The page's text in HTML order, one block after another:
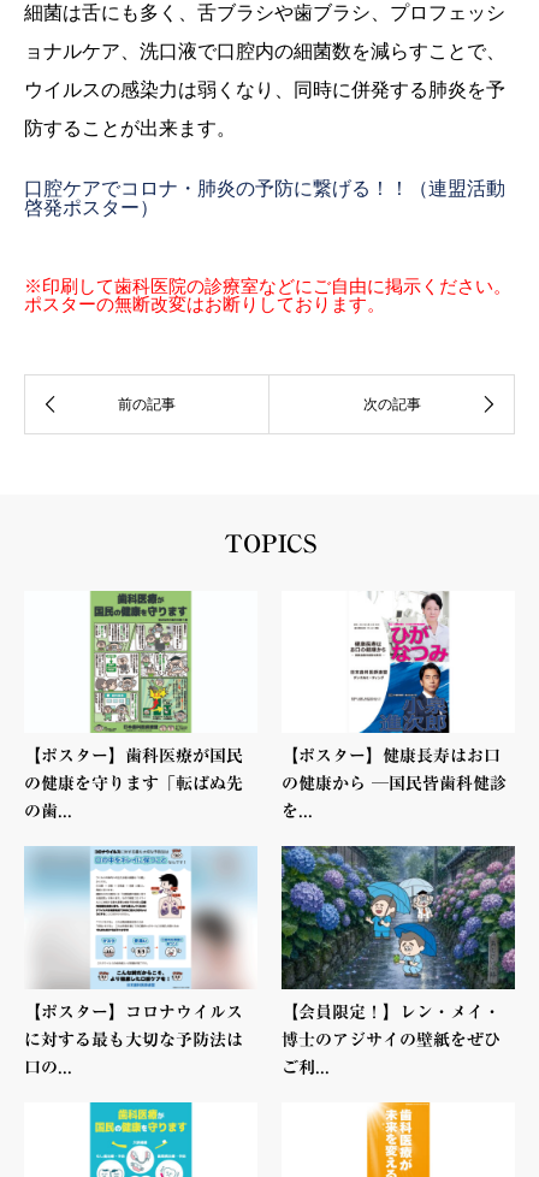
細菌は舌にも多く、舌ブラシや歯ブラシ、プロフェッシ
ョナルケア、洗口液で口腔内の細菌数を減らすことで、
ウイルスの感染力は弱くなり、同時に併発する肺炎を予
防することが出来ます。
口腔ケアでコロナ・肺炎の予防に繋げる！！（連盟活動
啓発ポスター）
※印刷して歯科医院の診療室などにご自由に掲示ください。
ポスターの無断改変はお断りしております。
TOPICS
【ポスター】歯科医療が国民
の健康を守ります「転ばぬ先
の歯...
【ポスター】健康長寿はお口
の健康から ─国民皆歯科健診
を...
【ポスター】コロナウイルス
に対する最も大切な予防法は
口の...
【会員限定！】レン・メイ・
博士のアジサイの壁紙をぜひ
ご利...